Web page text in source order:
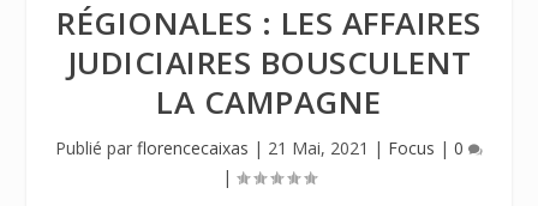
RÉGIONALES : LES AFFAIRES
JUDICIAIRES BOUSCULENT
LA CAMPAGNE
Publié par florencecaixas | 21 Mai, 2021 | Focus | 0
|